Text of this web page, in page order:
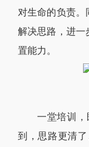
对生命的负责。
解决思路，进一
置能力。
一堂培训，
到，思路更清